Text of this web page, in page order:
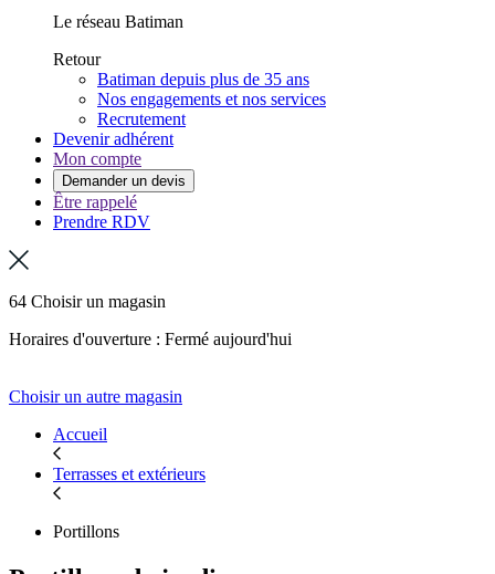
Le réseau Batiman
Retour
Batiman depuis plus de 35 ans
Nos engagements et nos services
Recrutement
Devenir adhérent
Mon compte
Demander un devis
Être rappelé
Prendre RDV
64 Choisir un magasin
Horaires d'ouverture : Fermé aujourd'hui
Choisir un autre magasin
Accueil
Terrasses et extérieurs
Portillons